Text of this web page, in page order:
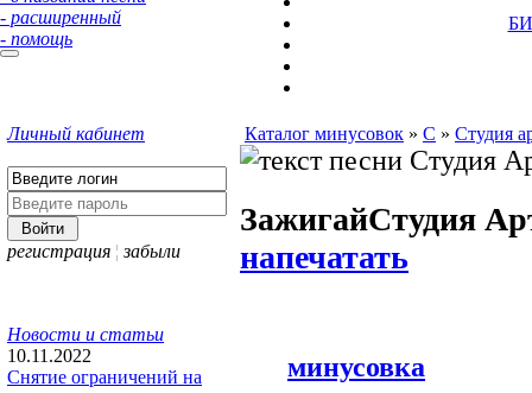
- расширенный
- помощь
Личный кабинет
регистрация ¦ забыли
Новости и статьи
10.11.2022
Снятие ограничений на
Каталог минусовок » С » Студия
ЗажигайСтудия
напечатать
минусовка